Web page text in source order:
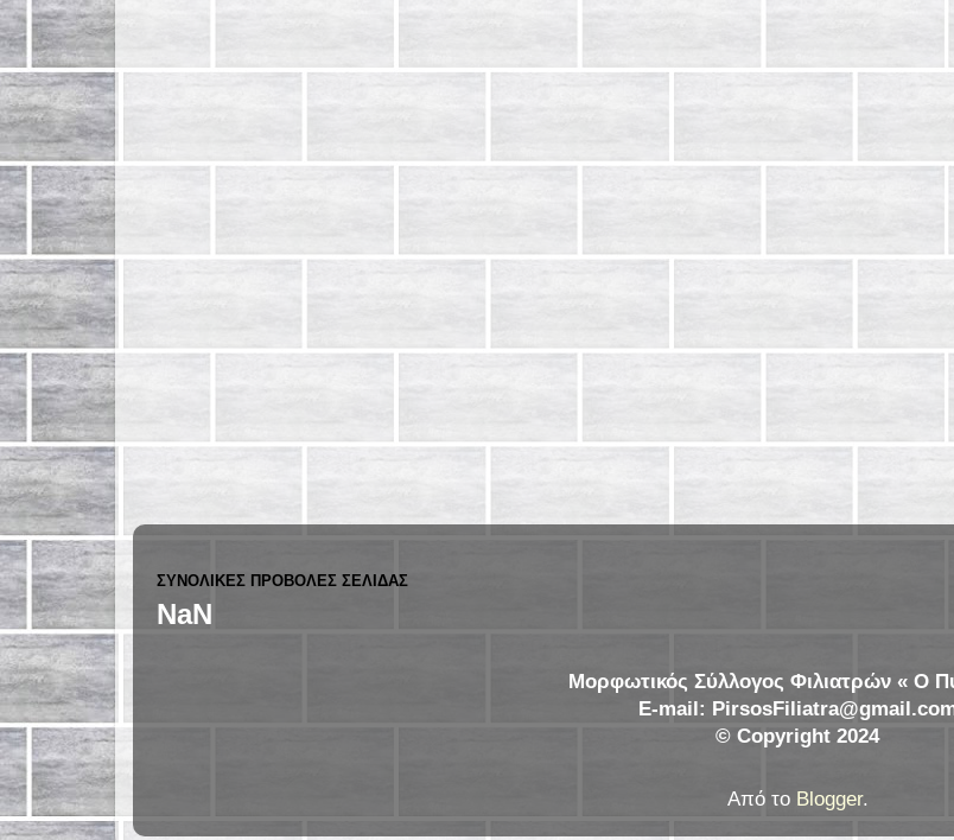
ΣΥΝΟΛΙΚΈΣ ΠΡΟΒΟΛΈΣ ΣΕΛΊΔΑΣ
NaN
Μορφωτικός Σύλλογος Φιλιατρών « Ο
E-mail:
© Copyright 2024
Από το Blogger.